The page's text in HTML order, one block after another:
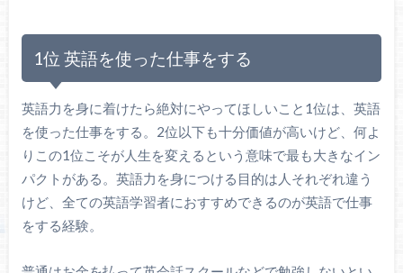
1位 英語を使った仕事をする
英語力を身に着けたら絶対にやってほしいこと1位は、英語
を使った仕事をする。2位以下も十分価値が高いけど、何よ
りこの1位こそが人生を変えるという意味で最も大きなイン
パクトがある。英語力を身につける目的は人それぞれ違う
けど、全ての英語学習者におすすめできるのが英語で仕事
をする経験。